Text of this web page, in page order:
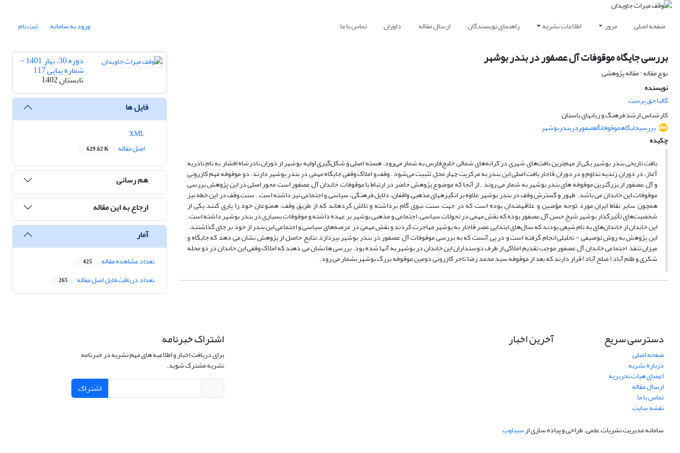
صفحه اصلی مرور اطلاعات نشریه راهنمای نویسندگان ارسال مقاله داوران تماس با ما ورود به سامانه ثبت نام
بررسی جایگاه موقوفات آل عصفور در بندر بوشهر
نوع مقاله : مقاله پژوهشی
نویسنده
گالیا حق پرست
کارشناس ارشد فرهنگ و زبانهای باستان
بررسیجایگاهموقوفاتآلعصفوردربندربوشهر
چکیده
بافت تاریخی بندر بوشهر یکی از مهم‌ترین بافت‌های شهری در کرانه‌های شمالی خلیج‌فارس به شمار می‌رود. هسته اصلی و شکل‌گیری اولیه بوشهر از دوران نادرشاه افشار به نام نادریه
آغاز، در دوران زندیه تداوم و در دوران قاجار بافت اصلی این بندر به مرکزیت چهار محل تثبیت می‌شود . وقف و املاک وقفی جایگاه مهمی در بندر بوشهر دارند. دو موقوفه مهم کازرونی
و آل عصفور از بزرگترین موقوفه های بندر بوشهر به شمار می روند‌ . از آنجا که موضوع پژوهش حاضر در ارتباط با موقوفات خاندان آل عصفور است محور اصلی در این پژوهش بررسی
موقوفات این خاندان می باشد. ظهور و گسترش وقف در بندر بوشهر علاوه بر انگیزه‏های مذهبی واقفان، دلایل فرهنگی، سیاسی و اجتماعی نیز داشته است . سنت وقف در این خطه نیز
همچون سایر نقاط ایران مورد توجه مؤمنین و علاقه‏مندان بوده است که در جهت سنت نبوی گام برداشته و تلاش کرده‏اند که از طریق وقف، همنوعان خود را یاری کنند.یکی از
شخصیت‌های تأثیرگذار بوشهر شیخ حسن آل عصفور بوده که نقش مهمی در تحولات سیاسی، اجتماعی و مذهبی بوشهر بر عهده داشته و موقوفات بسیاری در بندر بوشهر داشته است.
این خاندان از خاندان‌های به نام شیعی بودند که سال‌های ابتدایی عصر قاجار به بوشهر مهاجرت کردند و نقش مهمی در عرصه‌های سیاسی و اجتماعی این بندر از خود بر جای گذاشتند.
این پژوهش به روش توصیفی - تحلیلی انجام گرفته است و در پی آنست که به بررسی موقوفات آل عصفور در بندر بوشهر بپردازد.نتایج حاصل از پژوهش نشان می دهد که جایگاه و
میزان تنفذ اجتماعی خاندان آل عصفور موجب تقدیم املاکی از طرف دوستداران این خاندان در بوشهر به آنها شده بود. بررسی ها نشان می دهند که املاک وقفی این خاندان در دو محله
شکری و ظلم آباد ( صلح آباد) قرار دارند که بعد از موقوفه سید محمد رضا تاجر کازرونی دومین موقوفه بزرگ بوشهر بشمار می رود.
دوره 30، بهار 1401 -
شماره پیاپی 117
تابستان 1402
فایل ها
اصل مقاله
629.62 K
هم رسانی
ارجاع به این مقاله
آمار
تعداد مشاهده مقاله 425
تعداد دریافت فایل اصل مقاله 265
دسترسی سریع
صفحه اصلی
درباره نشریه
اعضای هیات تحریریه
ارسال مقاله
تماس با ما
نقشه سایت
آخرین اخبار اشتراک خبرنامه
برای دریافت اخبار و اطلاعیه های مهم نشریه در خبرنامه
نشریه مشترک شوید.
اشتراک
سامانه مدیریت نشریات علمی.طراحی و پیاده سازی ازسیناوب